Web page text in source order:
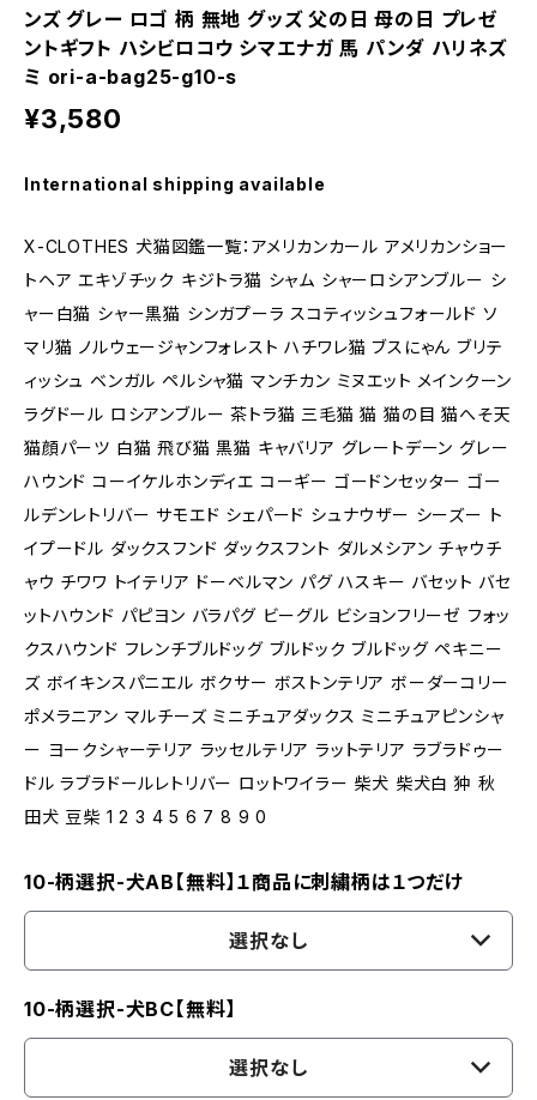
ンズ グレー ロゴ 柄 無地 グッズ 父の日 母の日 プレゼ
ントギフト ハシビロコウ シマエナガ 馬 パンダ ハリネズ
ミ ori-a-bag25-g10-s
¥3,580
International shipping available
X-CLOTHES 犬猫図鑑一覧：アメリカンカール アメリカンショー
トヘア エキゾチック キジトラ猫 シャム シャーロシアンブルー シ
ャー白猫 シャー黒猫 シンガプーラ スコティッシュフォールド ソ
マリ猫 ノルウェージャンフォレスト ハチワレ猫 ブスにゃん ブリテ
ィッシュ ベンガル ペルシャ猫 マンチカン ミヌエット メインクーン
ラグドール ロシアンブルー 茶トラ猫 三毛猫 猫 猫の目 猫へそ天
猫顔パーツ 白猫 飛び猫 黒猫 キャバリア グレートデーン グレー
ハウンド コーイケルホンディエ コーギー ゴードンセッター ゴー
ルデンレトリバー サモエド シェパード シュナウザー シーズー ト
イプードル ダックスフンド ダックスフント ダルメシアン チャウチ
ャウ チワワ トイテリア ドーベルマン パグ ハスキー バセット バセ
ットハウンド パピヨン バラパグ ビーグル ビションフリーゼ フォッ
クスハウンド フレンチブルドッグ ブルドック ブルドッグ ペキニー
ズ ボイキンスパニエル ボクサー ボストンテリア ボーダーコリー
ポメラニアン マルチーズ ミニチュアダックス ミニチュアピンシャ
ー ヨークシャーテリア ラッセルテリア ラットテリア ラブラドゥー
ドル ラブラドールレトリバー ロットワイラー 柴犬 柴犬白 狆 秋
田犬 豆柴 1 2 3 4 5 6 7 8 9 0
10-柄選択-犬AB【無料】１商品に刺繍柄は１つだけ
選択なし
10-柄選択-犬BC【無料】
選択なし